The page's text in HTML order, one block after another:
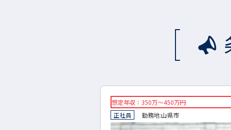
想定年収：500万円～750万円
正社員
勤務地:大垣市